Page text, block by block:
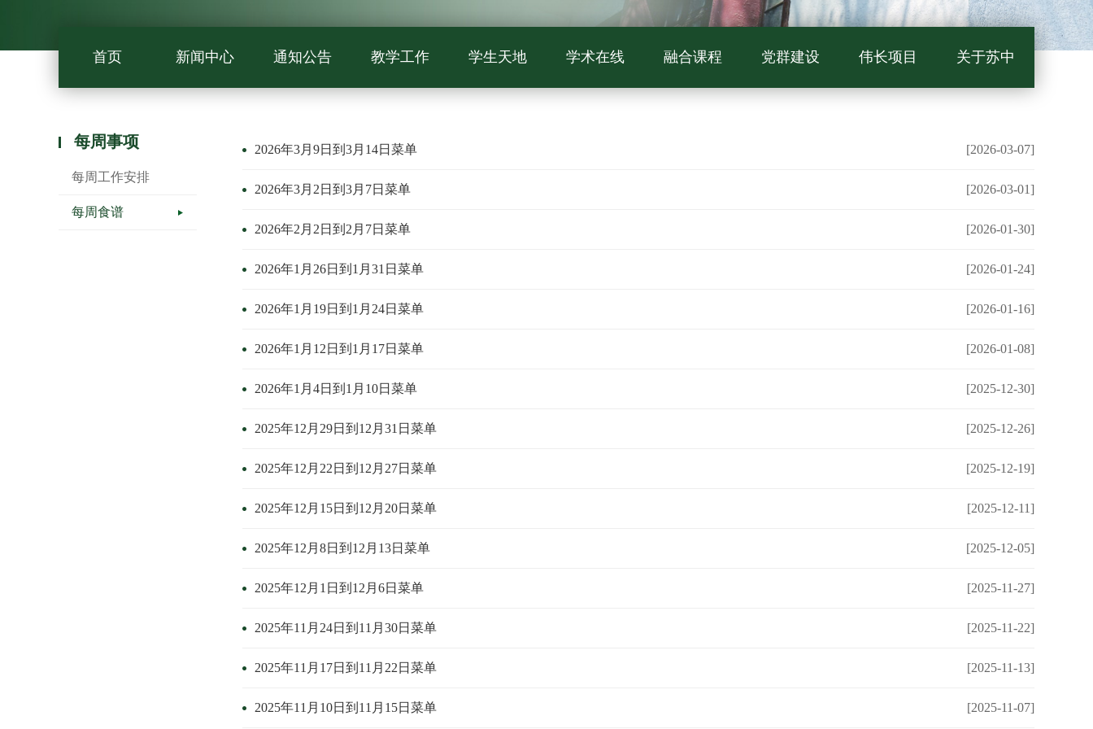
首页 新闻中心 通知公告 教学工作 学生天地 学术在线 融合课程 党群建设 伟长项目 关于苏中
每周事项
每周工作安排
每周食谱
2026年3月9日到3月14日菜单 [2026-03-07]
2026年3月2日到3月7日菜单 [2026-03-01]
2026年2月2日到2月7日菜单 [2026-01-30]
2026年1月26日到1月31日菜单 [2026-01-24]
2026年1月19日到1月24日菜单 [2026-01-16]
2026年1月12日到1月17日菜单 [2026-01-08]
2026年1月4日到1月10日菜单 [2025-12-30]
2025年12月29日到12月31日菜单 [2025-12-26]
2025年12月22日到12月27日菜单 [2025-12-19]
2025年12月15日到12月20日菜单 [2025-12-11]
2025年12月8日到12月13日菜单 [2025-12-05]
2025年12月1日到12月6日菜单 [2025-11-27]
2025年11月24日到11月30日菜单 [2025-11-22]
2025年11月17日到11月22日菜单 [2025-11-13]
2025年11月10日到11月15日菜单 [2025-11-07]